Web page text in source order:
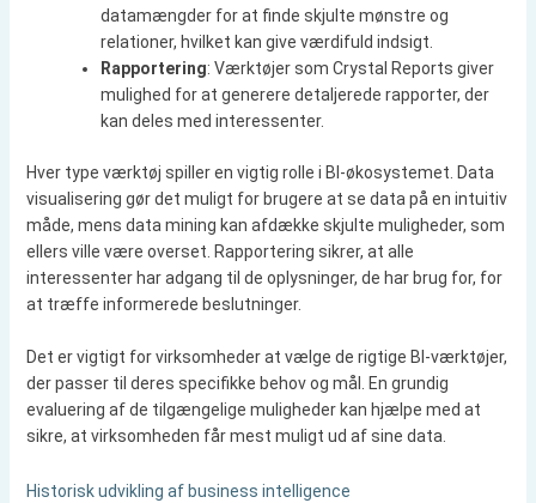
datamængder for at finde skjulte mønstre og
relationer, hvilket kan give værdifuld indsigt.
Rapportering: Værktøjer som Crystal Reports giver
mulighed for at generere detaljerede rapporter, der
kan deles med interessenter.
Hver type værktøj spiller en vigtig rolle i BI-økosystemet. Data
visualisering gør det muligt for brugere at se data på en intuitiv
måde, mens data mining kan afdække skjulte muligheder, som
ellers ville være overset. Rapportering sikrer, at alle
interessenter har adgang til de oplysninger, de har brug for, for
at træffe informerede beslutninger.
Det er vigtigt for virksomheder at vælge de rigtige BI-værktøjer,
der passer til deres specifikke behov og mål. En grundig
evaluering af de tilgængelige muligheder kan hjælpe med at
sikre, at virksomheden får mest muligt ud af sine data.
Historisk udvikling af business intelligence